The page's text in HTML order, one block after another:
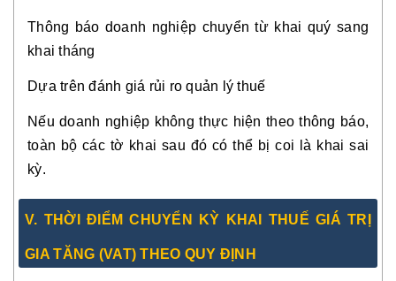
Thông báo doanh nghiệp chuyển từ khai quý sang
khai tháng
Dựa trên đánh giá rủi ro quản lý thuế
Nếu doanh nghiệp không thực hiện theo thông báo,
toàn bộ các tờ khai sau đó có thể bị coi là khai sai
kỳ.
V. THỜI ĐIỂM CHUYỂN KỲ KHAI THUẾ GIÁ TRỊ
GIA TĂNG (VAT) THEO QUY ĐỊNH